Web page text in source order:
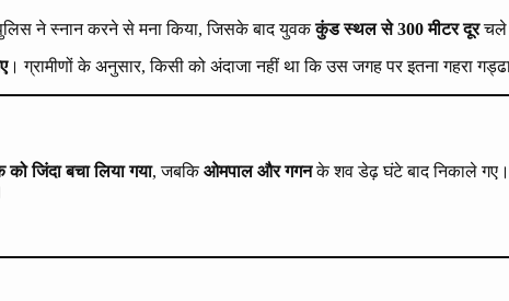
ने स्नान करने से मना किया, जिसके बाद युवककुंड स्थल से 300 मीटर दूरचले
। ग्रामीणों के अनुसार, किसी को अंदाजा नहीं था कि उस जगह पर इतना गहरा
जिंदा बचा लिया गया, जबकिओमपाल और गगनके शव डेढ़ घंटे बाद निकाले गए।